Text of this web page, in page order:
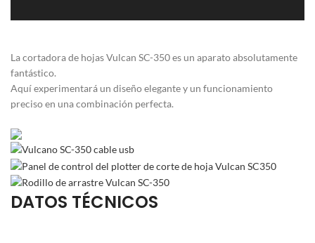
La cortadora de hojas Vulcan SC-350 es un aparato absolutamente
fantástico.
Aquí experimentará un diseño elegante y un funcionamiento
preciso en una combinación perfecta.
DATOS TÉCNICOS